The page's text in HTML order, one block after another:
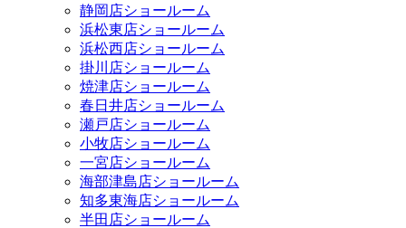
静岡店ショールーム
浜松東店ショールーム
浜松西店ショールーム
掛川店ショールーム
焼津店ショールーム
春日井店ショールーム
瀬戸店ショールーム
小牧店ショールーム
一宮店ショールーム
海部津島店ショールーム
知多東海店ショールーム
半田店ショールーム